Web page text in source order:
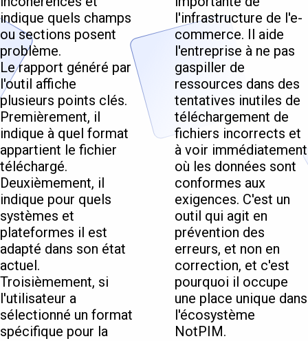
indique quels champs
ou sections posent
problème.
Le rapport généré par
l'outil affiche
plusieurs points clés.
Premièrement, il
indique à quel format
appartient le fichier
téléchargé.
Deuxièmement, il
indique pour quels
systèmes et
plateformes il est
adapté dans son état
actuel.
Troisièmement, si
l'utilisateur a
sélectionné un format
spécifique pour la
l'infrastructure de l'e-
commerce. Il aide
l'entreprise à ne pas
gaspiller de
ressources dans des
tentatives inutiles de
téléchargement de
fichiers incorrects et
à voir immédiatement
où les données sont
conformes aux
exigences. C'est un
outil qui agit en
prévention des
erreurs, et non en
correction, et c'est
pourquoi il occupe
une place unique dans
l'écosystème
NotPIM.